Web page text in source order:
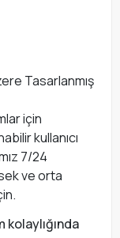
Tasarlanmış
için
kullanıcı
7/24
ve orta